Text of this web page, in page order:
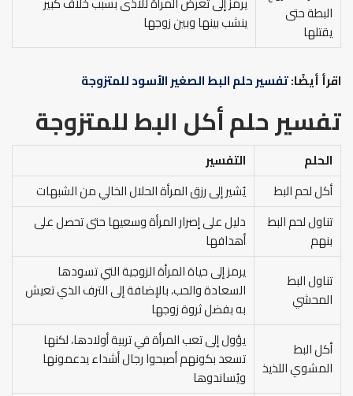
البطة حتى
يقتلها
ينشب بينها وبين زوجها
اقرأ أيضًا:تفسير حلم البط الصغير الأسود للمتزوجة
تفسير حلم أكل البط للمتزوجة
الحلم
التفسير
أكل لحم البط
يُشير إلى رزق المرأة الحلال الخالي من الشبهات
تناول لحم البط
بنهم
دليل على إصرار المرأة وسعيها حتى تحصل على
أهدافها
تناول البط
المحشي
يرمز إلى حياة المرأة الزوجية التي تسودها
السعادة والحب، بالإضافة إلى الترف الذي تعيش
به بفضل ثروة زوجها
أكل البط
المشوي اللذيذ
يؤول إلى تعب المرأة في تربية أولادها، لكنها
تسعد بكونهم أصبحوا رجال أشداء يدعمونها
ويُساندوها